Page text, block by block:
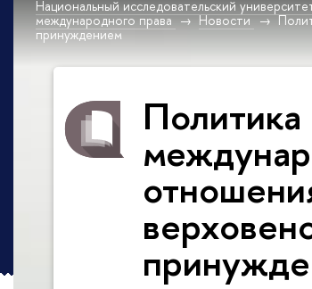
Национальный исследовательский
международного права
Новости
принуждением
Политика